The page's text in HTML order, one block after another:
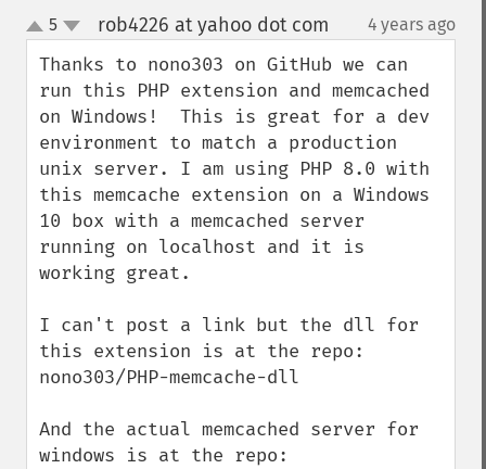
up
down
5 rob4226 at yahoo dot com 4 years ago
Thanks to nono303 on GitHub we can
run this PHP extension and memcached
on Windows!  This is great for a dev
environment to match a production
unix server. I am using PHP 8.0 with
this memcache extension on a Windows
10 box with a memcached server
running on localhost and it is
working great.
I can't post a link but the dll for
this extension is at the repo:
nono303/PHP-memcache-dll
And the actual memcached server for
windows is at the repo: